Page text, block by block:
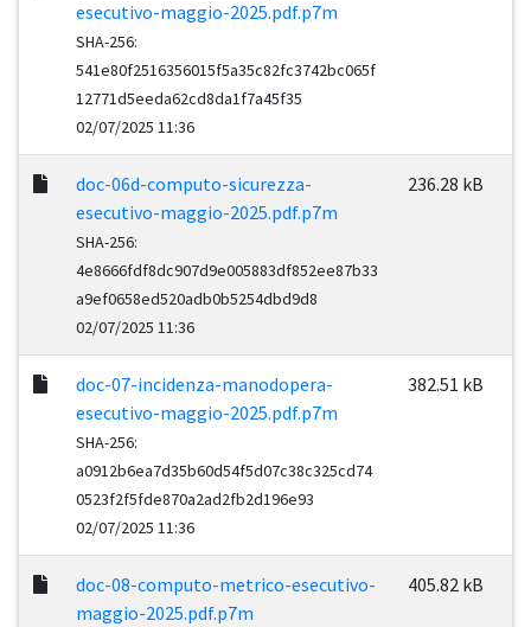
esecutivo-maggio-2025.pdf.p7m
SHA-256:
541e80f2516356015f5a35c82fc3742bc065f
12771d5eeda62cd8da1f7a45f35
02/07/2025 11:36
doc-06d-computo-sicurezza-
esecutivo-maggio-2025.pdf.p7m
SHA-256:
4e8666fdf8dc907d9e005883df852ee87b33
a9ef0658ed520adb0b5254dbd9d8
02/07/2025 11:36
236.28 kB
doc-07-incidenza-manodopera-
esecutivo-maggio-2025.pdf.p7m
SHA-256:
a0912b6ea7d35b60d54f5d07c38c325cd74
0523f2f5fde870a2ad2fb2d196e93
02/07/2025 11:36
382.51 kB
doc-08-computo-metrico-esecutivo-
maggio-2025.pdf.p7m
405.82 kB